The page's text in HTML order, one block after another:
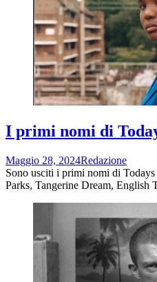
I primi nomi di
Maggio 28, 2024Redazione
Sono usciti i primi nomi di
Parks, Tangerine Dream, English